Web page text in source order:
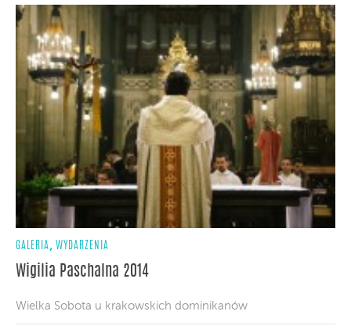
GALERIA, WYDARZENIA
Wigilia Paschalna 2014
Wielka Sobota u krakowskich dominikanów